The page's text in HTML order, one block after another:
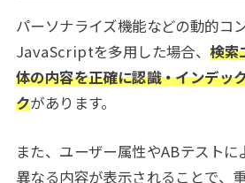
パーソナライズ機能などの動的コ
JavaScriptを多用した場合、検索
体の内容を正確に認識・インデッ
クがあります。
また、ユーザー属性やABテストに
異なる内容が表示されることで、